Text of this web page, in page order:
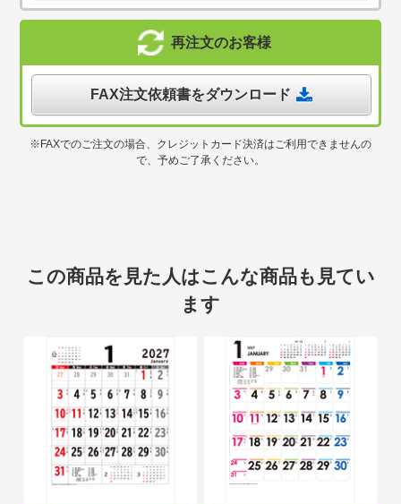
再注文のお客様
FAX注文依頼書をダウンロード
※FAXでのご注文の場合、クレジットカード決済はご利用できませんの
で、予めご了承ください。
この商品を見た人はこんな商品も見てい
ます